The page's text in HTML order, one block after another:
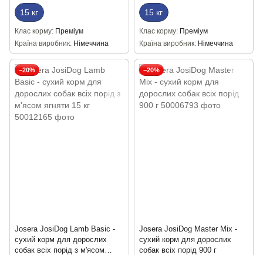
15 кг
Клас корму Преміум
Країна виробник Німеччина
15 кг
Клас корму Преміум
Країна виробник Німеччина
−20%
Josera JosiDog Lamb Basic -
сухий корм для дорослих
собак всіх порід з м'ясом
−20%
Josera JosiDog Master Mix -
сухий корм для дорослих
собак всіх порід 900 г